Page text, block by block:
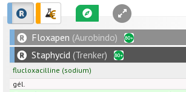
Floxapen (Aurobindo)
Staphycid (Trenker)
flucloxacilline (sodium)
gél.